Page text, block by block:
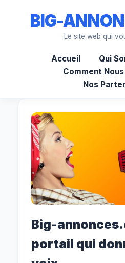
BIG-
Le site web qui
Accueil
Qui
Comment
Nos
Big-
portail qui